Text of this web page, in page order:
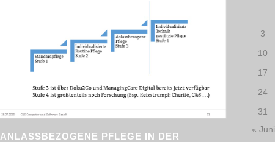
ANLASSBEZOGENE PFLEGE IN DER
3
10
17
24
31
« Juni